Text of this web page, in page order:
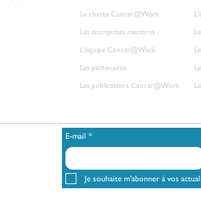
La charte Cancer@Work
Les entreprises membres
L'équipe Cancer@Work
Les partenaires
Les publications Cancer@Work​
E-mail *
Je souhaite m'abonner à vos